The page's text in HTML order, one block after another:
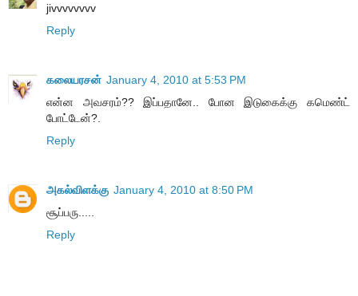
jivvvvvvvv
Reply
கலையரசன் January 4, 2010 at 5:53 PM
என்ன அவசரம்?? இப்பதானே.. போன இடுகைக்கு கமெண்ட்
போட்டேன்?.
Reply
அகல்விளக்கு January 4, 2010 at 8:50 PM
சூப்பரு.....
Reply